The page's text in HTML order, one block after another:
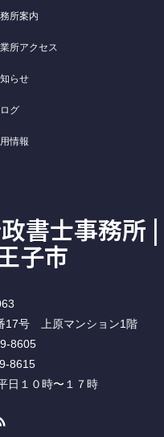
所案内
所アクセス
らせ
グ
情報
書士事務所 |
子市
17号 上原マンション1階
8605
8615
日１０時〜１７時